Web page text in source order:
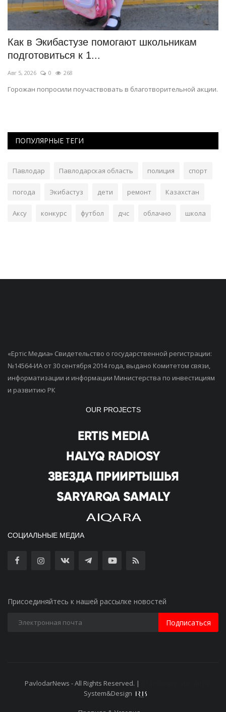
Как в Экибастузе помогают школьникам
подготовиться к 1...
Авг 5, 2026 0 268
Горожан попросили поучаствовать в благотворительной акции.
ПОПУЛЯРНЫЕ ТЕГИ
Павлодар Павлодарская область полиция спорт
погода Экибастуз дети ремонт Казахстан
Аксу конкурс футбол дчс облачно школа
«Ертiс Медиа» Свидетельство о государственной регистрации:
№14564-ИА от 30 сентября 2014 года, выдано Комитетом связи,
информатизации и информации Министерства по инвестициям
и развитию РК
OUR PROJECTS
СОЦИАЛЬНЫЕ МЕДИА
Присоединяйтесь к нашей рассылке новостей
Подписаться
PavlodarNews - All Rights Reserved. |
System&Design